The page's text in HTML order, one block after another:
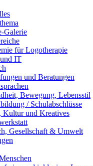
Galerie
für Logotherapie
IT
und Beratungen
Bewegung, Lebensstil
/ Schulabschlüsse
Kultur und Kreatives
Gesellschaft & Umwelt